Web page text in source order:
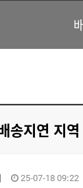
류
송지연 지
25-07-18 09:22